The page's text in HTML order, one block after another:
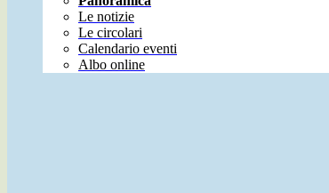
Le notizie
Le circolari
Calendario eventi
Albo online